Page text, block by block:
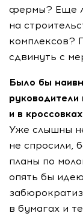
фермы? Еще
на
комплексов?
сдвинуть с
Было бы
руководители
и в
Уже слышны
не спросили,
планы по
опять бы
в бумагах и